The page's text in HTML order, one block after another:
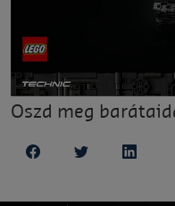
Oszd meg